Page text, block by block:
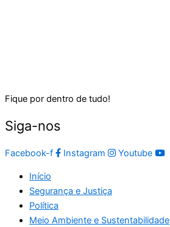
Fique por dentro de tudo!
Siga-nos
Facebook-f Instagram Youtube
Início
Segurança e Justiça
Política
Meio Ambiente e Sustentabilidade